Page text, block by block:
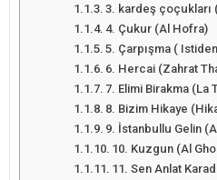
3. kardeş çoçukları
4. Çukur (Al Hofra)
5. Çarpışma (
6. Hercai (Zahrat
7. Elimi Birakma (La
8. Bizim Hikaye
9. İstanbullu Gelin
10. Kuzgun (Al
11. Sen Anlat